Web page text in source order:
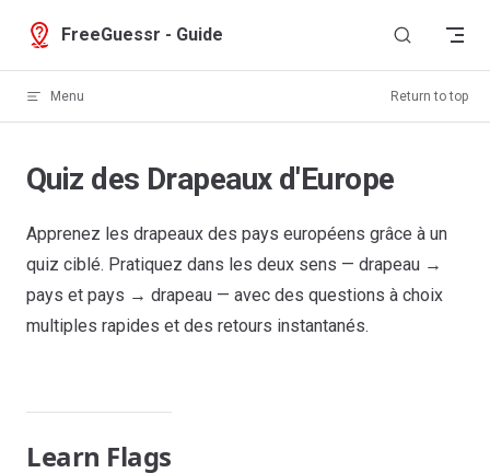
Skip to content
FreeGuessr - Guide
Menu Return to top
Quiz des Drapeaux d'Europe
Apprenez les drapeaux des pays européens grâce à un
quiz ciblé. Pratiquez dans les deux sens — drapeau →
pays et pays → drapeau — avec des questions à choix
multiples rapides et des retours instantanés.
Learn Flags